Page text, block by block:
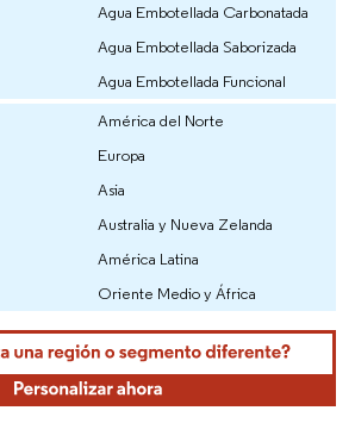
Agua Embotellada Carbonatada
Agua Embotellada Saborizada
Agua Embotellada Funcional
América del Norte
Europa
Asia
Australia y Nueva Zelanda
América Latina
Oriente Medio y África